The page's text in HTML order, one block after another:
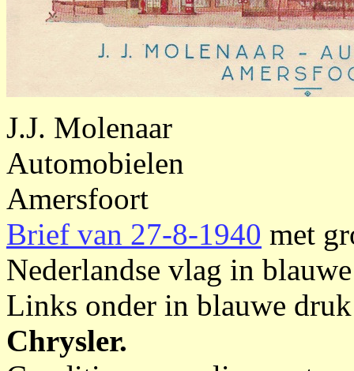
J.J. Molenaar
Automobielen
Amersfoort
Brief van 27-8-1940 met
Nederlandse vlag in
Links onder in blauwe
Chrysler.